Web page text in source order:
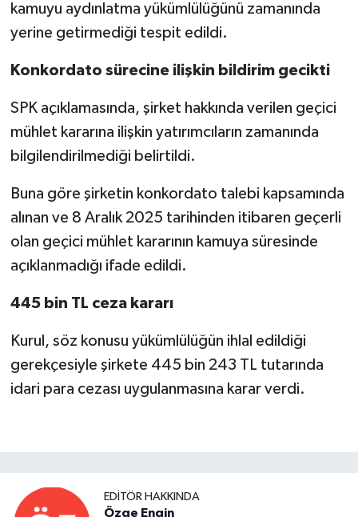
kamuyu aydınlatma yükümlülüğünü zamanında
yerine getirmediği tespit edildi.
Konkordato sürecine ilişkin bildirim gecikti
SPK açıklamasında, şirket hakkında verilen geçici
mühlet kararına ilişkin yatırımcıların zamanında
bilgilendirilmediği belirtildi.
Buna göre şirketin konkordato talebi kapsamında
alınan ve 8 Aralık 2025 tarihinden itibaren geçerli
olan geçici mühlet kararının kamuya süresinde
açıklanmadığı ifade edildi.
445 bin TL ceza kararı
Kurul, söz konusu yükümlülüğün ihlal edildiği
gerekçesiyle şirkete 445 bin 243 TL tutarında
idari para cezası uygulanmasına karar verdi.
EDITÖR HAKKINDA
Özge Engin